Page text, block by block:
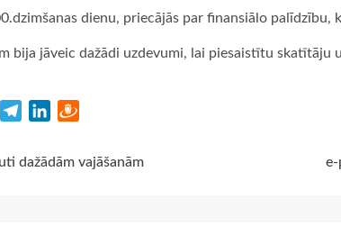
dienu, priecājās par finansiālo palīdzību,
bija jāveic dažādi uzdevumi, lai piesaistītu skatītāju
WhatsApp
TelegramLinkedIn
dažādām vajāšanām e-